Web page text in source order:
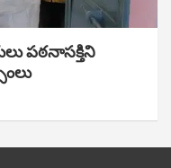
పఠ‌నాసక్తిని